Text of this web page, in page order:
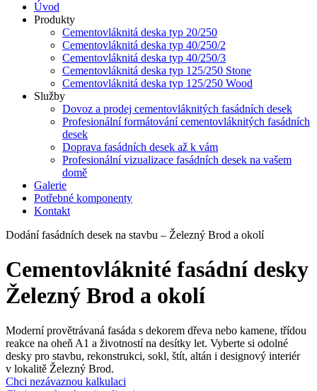
Úvod
Produkty
Cementovláknitá deska typ 20/250
Cementovláknitá deska typ 40/250/2
Cementovláknitá deska typ 40/250/3
Cementovláknitá deska typ 125/250 Stone
Cementovláknitá deska typ 125/250 Wood
Služby
Dovoz a prodej cementovláknitých fasádních desek
Profesionální formátování cementovláknitých fasádních
desek
Doprava fasádních desek až k vám
Profesionální vizualizace fasádních desek na vašem
domě
Galerie
Potřebné komponenty
Kontakt
Dodání fasádních desek na stavbu – Železný Brod a okolí
Cementovláknité fasádní desky
Železný Brod a okolí
Moderní provětrávaná fasáda s dekorem dřeva nebo kamene, třídou
reakce na oheň A1 a životností na desítky let. Vyberte si odolné
desky pro stavbu, rekonstrukci, sokl, štít, altán i designový interiér
v lokalitě Železný Brod.
Chci nezávaznou kalkulaci